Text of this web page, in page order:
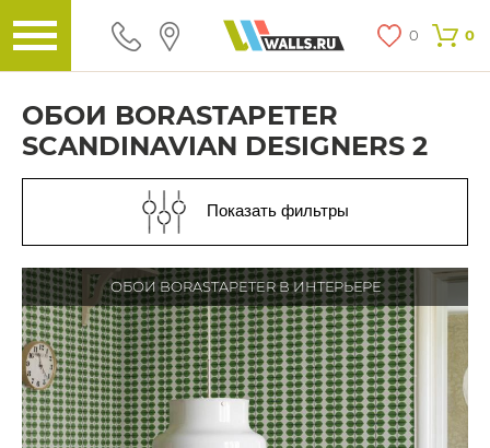
0 0
ОБОИ BORASTAPETER
SCANDINAVIAN DESIGNERS 2
Показать фильтры
ОБОИ BORASTAPETER В ИНТЕРЬЕРЕ